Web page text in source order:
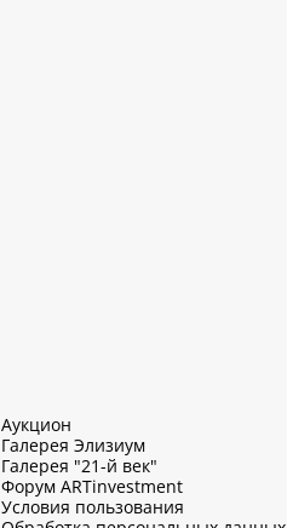
Аукцион
Галерея Элизиум
Галерея "21-й век"
Форум ARTinvestment
Условия пользования